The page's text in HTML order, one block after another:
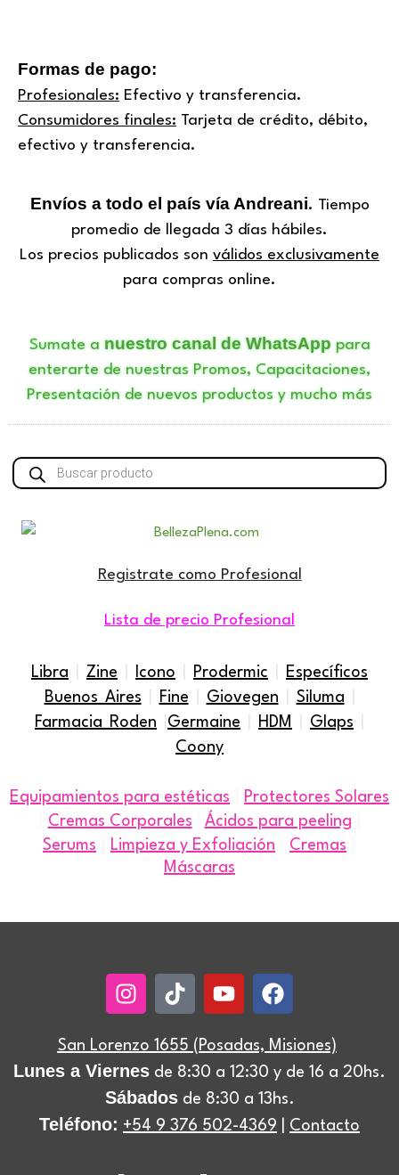
Formas de pago:
Profesionales: Efectivo y transferencia.
Consumidores finales: Tarjeta de crédito, débito,
efectivo y transferencia.
Envíos a todo el país vía Andreani. Tiempo
promedio de llegada 3 días hábiles.
Los precios publicados son válidos exclusivamente
para compras online.
Sumate a nuestro canal de WhatsApppara
enterarte de nuestras Promos, Capacitaciones,
Presentación de nuevos productos y mucho más
Búsqueda
de
Registrate como Profesional
Lista de precio Profesional
Libra Zine Icono Prodermic
Específicos
Buenos Aires
Fine Giovegen Siluma
Farmacia Roden
Germaine HDM Glaps
Coony
Equipamientos para estéticas Protectores Solares
Cremas Corporales Ácidos para peeling
Serums Limpieza y Exfoliación Cremas
Máscaras
Instagram
TiktokYoutubeFacebook
San Lorenzo 1655 (Posadas, Misiones)
Lunes a Viernes de 8:30 a 12:30 y de 16 a 20hs.
Sábadosde 8:30 a 13hs.
Teléfono: +54 9 376 502-4369 Contacto